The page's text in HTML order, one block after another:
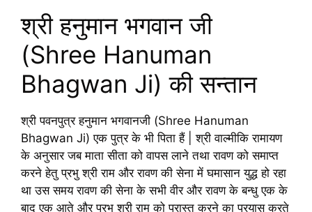
श्री हनुमान भगवान जी
(Shree Hanuman
Bhagwan Ji) की सन्तान
श्री पवनपुत्र हनुमान भगवानजी (Shree Hanuman
Bhagwan Ji) एक पुत्र के भी पिता हैं | श्री वाल्मीकि रामायण
के अनुसार जब माता सीता को वापस लाने तथा रावण को समाप्त
करने हेतु प्रभु श्री राम और रावण की सेना में घमासान युद्ध हो रहा
था उस समय रावण की सेना के सभी वीर और रावण के बन्धु एक के
बाद एक आते और प्रभु श्री राम को परास्त करने का प्रयास करते